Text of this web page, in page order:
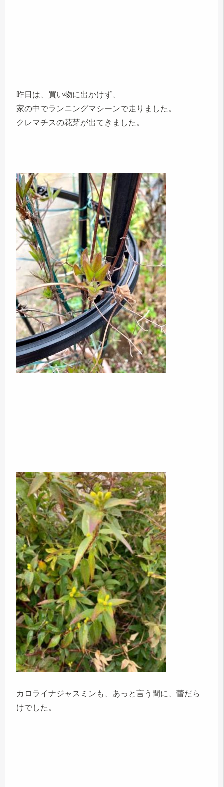
昨日は、買い物に出かけず、
家の中でランニングマシーンで走りました。
クレマチスの花芽が出てきました。
カロライナジャスミンも、あっと言う間に、蕾だら
けでした。